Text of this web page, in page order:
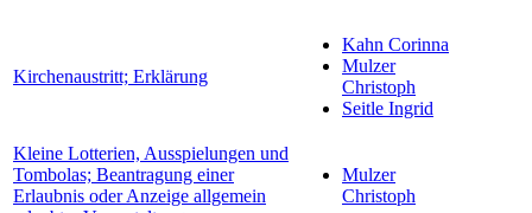
Kirchenaustritt; Erklärung
Kahn Corinna
Mulzer
Christoph
Seitle Ingrid
Kleine Lotterien, Ausspielungen und
Tombolas; Beantragung einer
Erlaubnis oder Anzeige allgemein
Mulzer
Christoph